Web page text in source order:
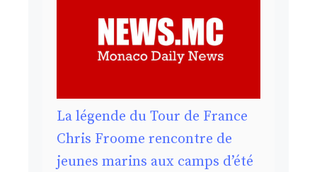
La légende du Tour de France
Chris Froome rencontre de
jeunes marins aux camps d’été